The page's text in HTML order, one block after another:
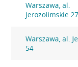
Warszawa, al.
Jerozolimskie 27
Warszawa, al.
54